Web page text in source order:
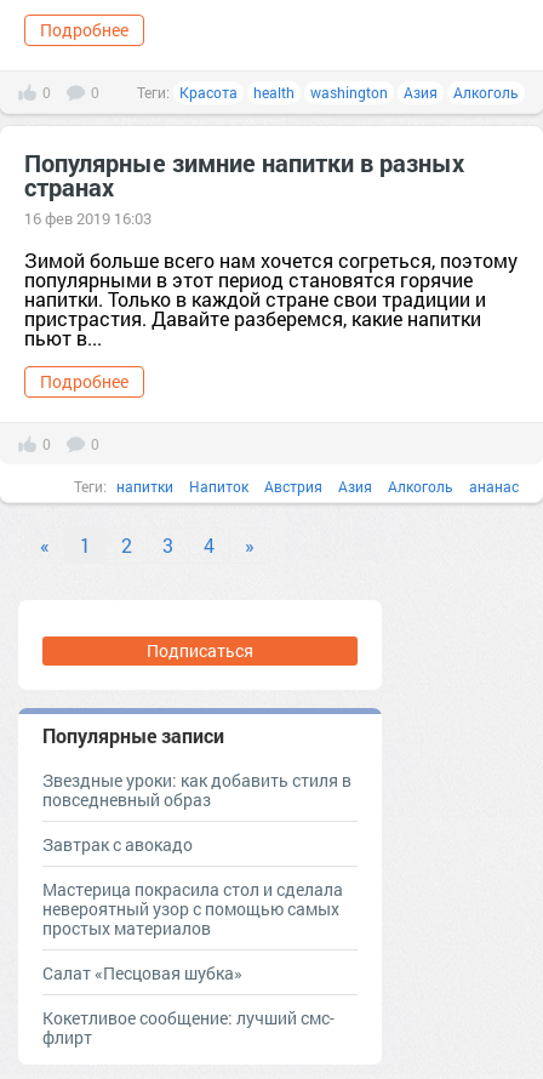
Подробнее
0 0 Теги: Красота health washington Азия Алкоголь
Популярные зимние напитки в разных
странах
16 фев 2019 16:03
Зимой больше всего нам хочется согреться, поэтому
популярными в этот период становятся горячие
напитки. Только в каждой стране свои традиции и
пристрастия. Давайте разберемся, какие напитки
пьют в...
Подробнее
0 0
Теги: напитки Напиток Австрия Азия Алкоголь ананас
« 1 2 3 4 »
Подписаться
Популярные записи
Звездные уроки: как добавить стиля в
повседневный образ
Завтрак с авокадо
Мастерица покрасила стол и сделала
невероятный узор с помощью самых
простых материалов
Салат «Песцовая шубка»
Кокетливое сообщение: лучший смс-
флирт